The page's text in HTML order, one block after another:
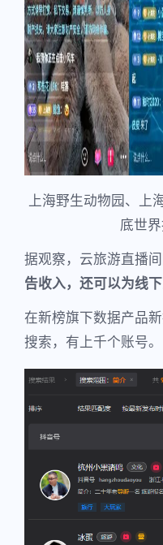
上海野生动物园、上
底世
据观察，云旅游直播
告收入，还可以为线下
在新榜旗下数据产品
搜索，有上千个账号。